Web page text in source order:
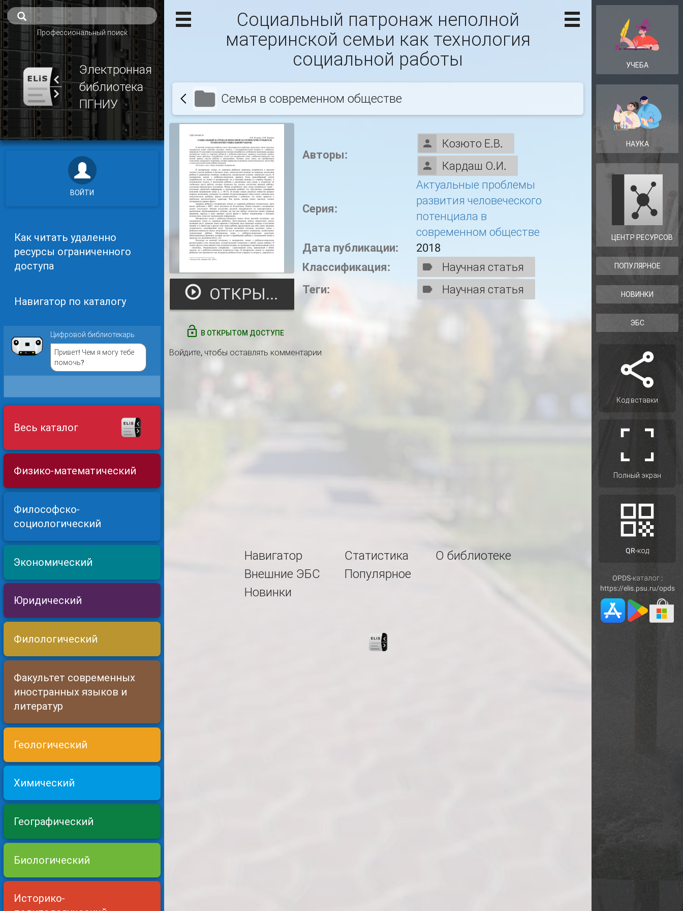
Профессиональный поиск
Электронная
библиотека
ПГНИУ
ВОЙТИ
Как читать удаленно
ресурсы ограниченного
доступа
Навигатор по каталогу
Цифровой библиотекарь
Привет! Чем я могу тебе
помочь?
Весь каталог
Физико-математический
Философско-
социологический
Экономический
Юридический
Филологический
Факультет современных
иностранных языков и
литератур
Геологический
Химический
Географический
Биологический
Историко-
Социальный патронаж неполной
материнской семьи как технология
социальной работы
Семья в современном обществе
ОТКРЫТЬ
Авторы:
Козюто Е.В.
Кардаш О.И.
Серия:
Актуальные проблемы
развития человеческого
потенциала в
современном обществе
Дата публикации:
2018
Классификация:
Научная статья
Теги:
Научная статья
В ОТКРЫТОМ ДОСТУПЕ
Войдите, чтобы оставлять комментарии
Навигатор
Внешние ЭБС
Новинки
Статистика
Популярное
О библиотеке
УЧЕБА
НАУКА
ЦЕНТР РЕСУРСОВ
ПОПУЛЯРНОЕ
НОВИНКИ
ЭБС
Код вставки
Полный экран
QR-код
OPDS-каталог :
https://elis.psu.ru/opds